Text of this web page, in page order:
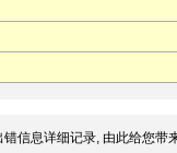
信息详细记录, 由此给您带